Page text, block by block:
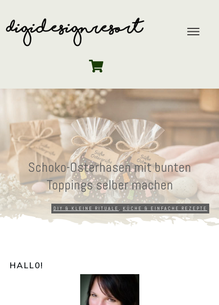
Schoko-Osterhasen mit bunten
Toppings selber machen
DIY & KLEINE RITUALE , KÜCHE & EINFACHE REZEPTE
HALL0!